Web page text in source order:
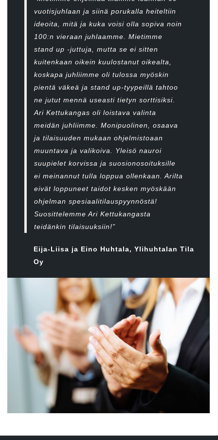
vuotisjuhlaan ja siinä porukalla heiteltiin
ideoita, mitä ja kuka voisi olla sopiva noin
100:n vieraan juhlaamme. Mietimme
stand up -juttuja, mutta se ei sitten
kuitenkaan oikein kuulostanut oikealta,
koskapa juhliimme oli tulossa myöskin
pientä väkeä ja stand up-tyypeillä tahtoo
ne jutut mennä useasti tietyn sorttisiksi.
Ari Kettukangas oli loistava valinta
meidän juhliimme. Monipuolinen, osaava
ja tilaisuuden mukaan ohjelmistoaan
muuntava ja valikoiva. Yleisö nauroi
suupielet korvissa ja suosionosoituksille
ei meinannut tulla loppua ollenkaan. Arilta
eivät loppuneet taidot kesken myöskään
ohjelman spesiaalitilauspyynnöstä!
Suosittelemme Ari Kettukangasta
teidänkin tilaisuuksiin!”
Eija-Liisa ja Eino Huhtala, Ylihuhtalan Tila
Oy